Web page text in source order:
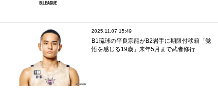
2025.11.07 15:49
B1琉球の平良宗龍がB2岩手に期限付移籍「覚
悟を感じる19歳」来年5月まで武者修行